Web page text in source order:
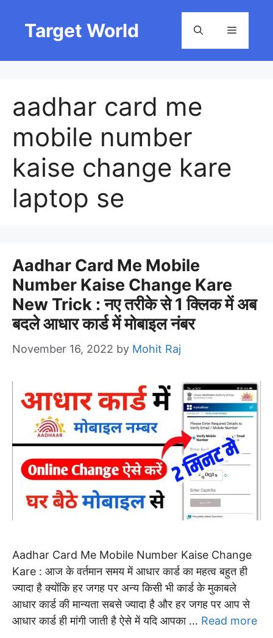
contentTarget World Menu
aadhar card me
mobile number
kaise change kare
laptop se
Aadhar Card Me Mobile
Number Kaise Change Kare
New Trick : नए तरीके से 1 क्लिक में अब
बदले आधार कार्ड में मोबाइल नंबर
November 16, 2022 by Mohit Raj
Aadhar Card Me Mobile Number Kaise Change
Kare : आज के वर्तमान समय में आधार कार्ड का महत्व बहुत ही
ज्यादा है क्योंकि हर जगह पर अन्य किसी भी कार्ड के मुकाबले
आधार कार्ड की मान्यता सबसे ज्यादा है और हर जगह पर आप से
आधार कार्ड ही मांगी जाती है ऐसे में यदि आपका … Read more